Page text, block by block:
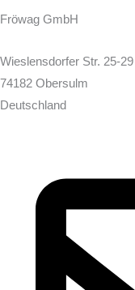
Fröwag GmbH
Wieslensdorfer Str. 25-29
74182 Obersulm
Deutschland